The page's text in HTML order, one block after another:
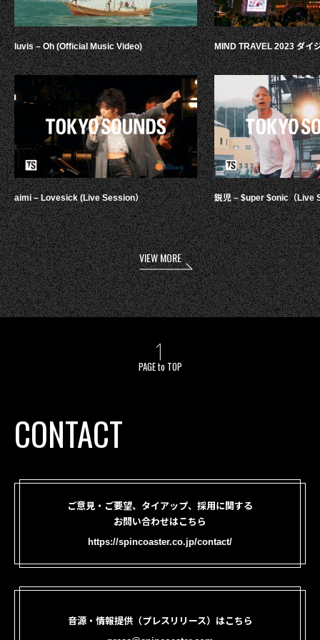
luvis – Oh (Official Music Video)
aimi – Lovesick (Live Session）
MIND TRAVEL 2023 ダイ
鋭児 – $uper $onic（Live
VIEW MORE
PAGE to TOP
CONTACT
ご意見・ご要望、タイアップ、採用に関する
お問い合わせはこちら
https://spincoaster.co.jp/contact/
音源・情報提供（プレスリリース）はこちら